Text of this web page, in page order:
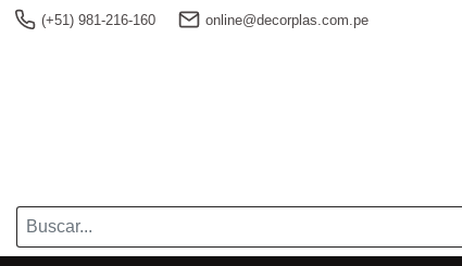
(+51) 981-216-160 online@decorplas.com.pe